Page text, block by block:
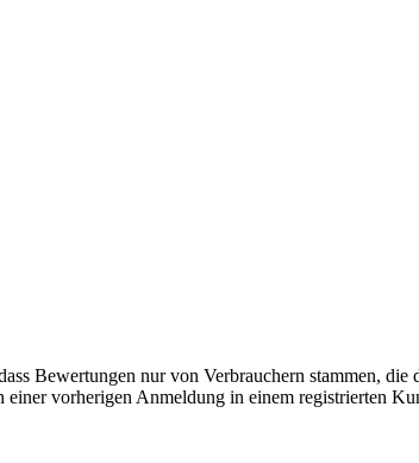
Bewertungen nur von Verbrauchern stammen, die
vorherigen Anmeldung in einem registrierten